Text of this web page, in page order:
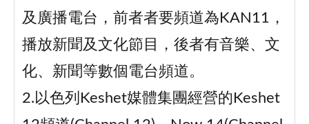
及廣播電台，前者者要頻道為KAN11，
播放新聞及文化節目，後者有音樂、文
化、新聞等數個電台頻道。
2.以色列Keshet媒體集團經營的Keshet